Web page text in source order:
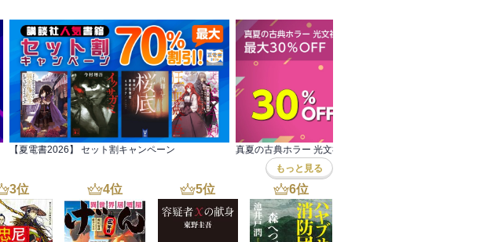
【夏電書2026】 セット割キャンペーン
もっと見る
3位 4位 5位 6位